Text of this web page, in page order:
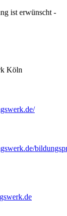
ist erwünscht -
Köln